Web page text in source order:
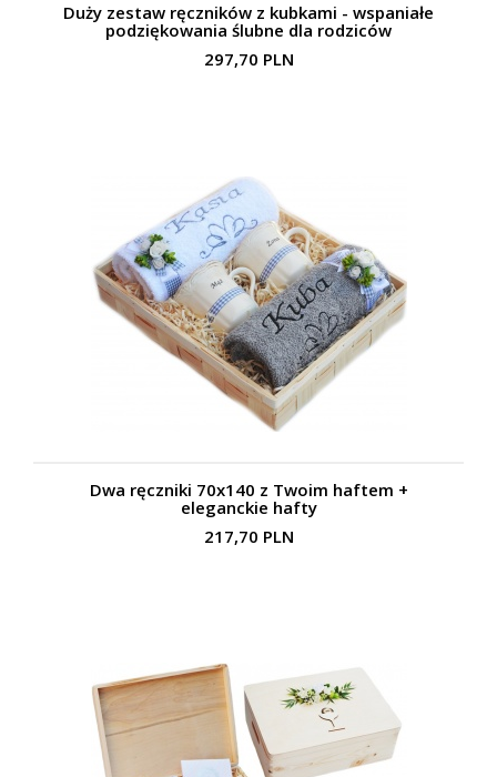
Duży zestaw ręczników z kubkami - wspaniałe
podziękowania ślubne dla rodziców
297,70 PLN
Dwa ręczniki 70x140 z Twoim haftem +
eleganckie hafty
217,70 PLN